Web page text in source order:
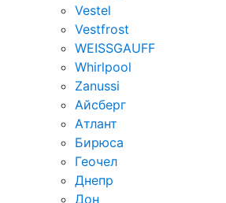
Vestel
Vestfrost
WEISSGAUFF
Whirlpool
Zanussi
Айсберг
Атлант
Бирюса
Геочел
Днепр
Дон